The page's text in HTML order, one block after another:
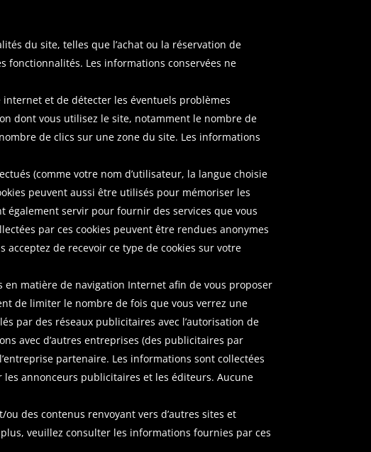
du site, telles que l’achat ou la réservation de
fonctionnalités. Les informations conservées ne
et de détecter les éventuels problèmes
dont vous utilisez le site, notamment le nombre de
de clics sur une zone du site. Les informations
(comme votre nom d’utilisateur, la langue choisie
peuvent aussi être utilisés pour mémoriser les
également servir pour fournir des services que vous
par ces cookies peuvent être rendues anonymes
de recevoir ce type de cookies sur votre
matière de navigation Internet afin de vous proposer
de limiter le nombre de fois que vous verrez une
par des réseaux publicitaires avec l’autorisation de
avec d’autres entreprises (des publicitaires par
partenaire. Les informations sont collectées
les annonceurs publicitaires et les éditeurs. Aucune
des contenus renvoyant vers d’autres sites et
veuillez consulter les informations fournies par ces